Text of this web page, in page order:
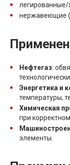
легированные/
нержавеющие
Нефтегаз:
Энергетика и
температуры,
Химическая
при
элементы.